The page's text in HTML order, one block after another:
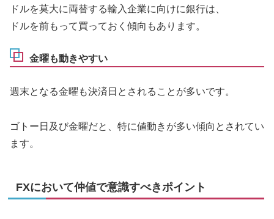
ドルを莫大に両替する輸入企業に向けに銀行は、
ドルを前もって買っておく傾向もあります。
金曜も動きやすい
週末となる金曜も決済日とされることが多いです。
ゴトー日及び金曜だと、特に値動きが多い傾向とされてい
ます。
FXにおいて仲値で意識すべきポイント